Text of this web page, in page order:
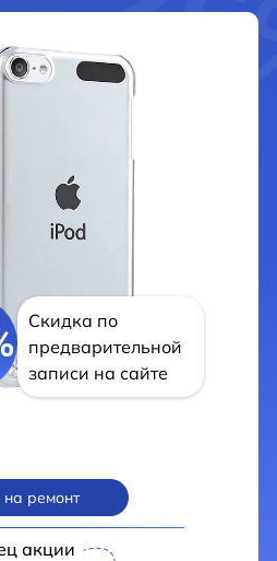
Скидка по
предварительной
записи на сайте
ремонт
акции